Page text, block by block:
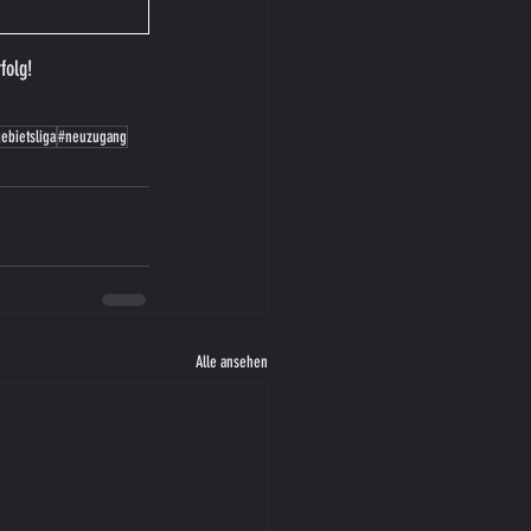
#neuzugang
Alle ansehen